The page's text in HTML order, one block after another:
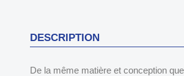
DESCRIPTION
De la même matière et conception